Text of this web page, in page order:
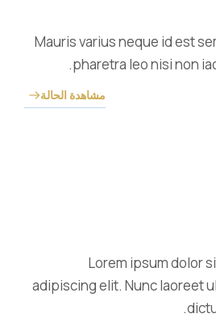
Mauris varius neque id est
pharetra leo nisi non
مشاهدة الحالة
Lorem ipsum dolor
adipiscing elit. Nunc laoreet